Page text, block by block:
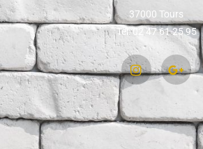
37000 Tours
Tel: 02 47 61 25 95